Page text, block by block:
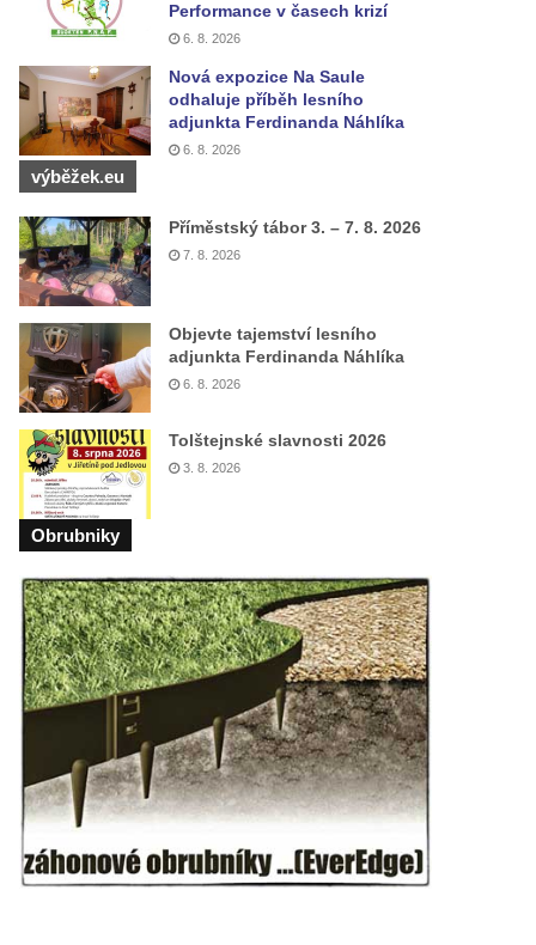
Performance v časech krizí
6. 8. 2026
Nová expozice Na Saule
odhaluje příběh lesního
adjunkta Ferdinanda Náhlíka
6. 8. 2026
výběžek.eu
Příměstský tábor 3. – 7. 8. 2026
7. 8. 2026
Objevte tajemství lesního
adjunkta Ferdinanda Náhlíka
6. 8. 2026
Tolštejnské slavnosti 2026
3. 8. 2026
Obrubniky